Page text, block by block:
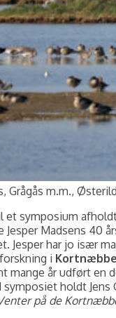
Grågås m.m.,
et symposium
Jesper Madsens 40
Jesper har jo især
i
mange år udført en
holdt Jens
på de